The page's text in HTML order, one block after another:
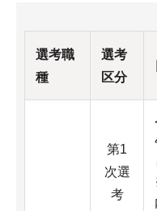
選考職
種
選考
区分
第1
次選
考